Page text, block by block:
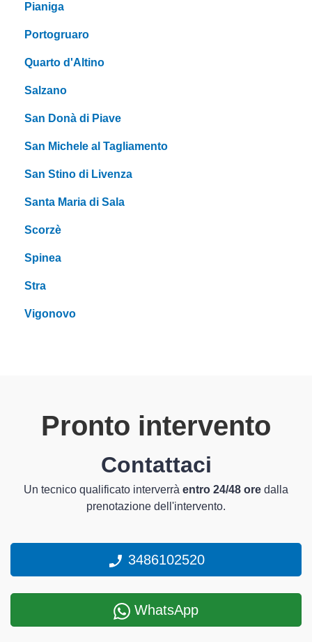
Pianiga
Portogruaro
Quarto d'Altino
Salzano
San Donà di Piave
San Michele al Tagliamento
San Stino di Livenza
Santa Maria di Sala
Scorzè
Spinea
Stra
Vigonovo
Pronto intervento
Contattaci
Un tecnico qualificato interverrà entro 24/48 ore dalla
prenotazione dell'intervento.
3486102520
WhatsApp